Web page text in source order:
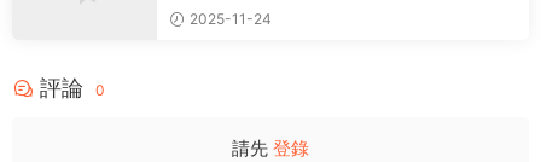
2025-11-24
評論 0
請先 登錄